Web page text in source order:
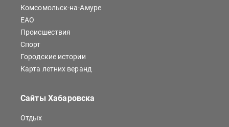
Комсомольск-на-Амуре
ЕАО
Происшествия
Спорт
Городские истории
Карта летних веранд
Сайты Хабаровска
Отдых